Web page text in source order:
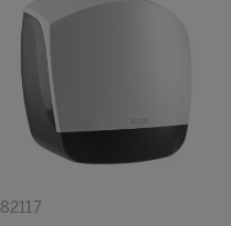
82117